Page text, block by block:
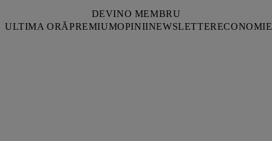
DEVINO MEMBRU
ULTIMA ORĂPREMIUMOPINIINEWSLETTERECONOMIE